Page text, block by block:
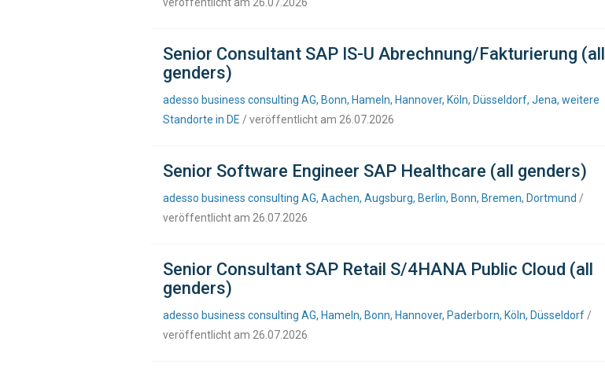
Senior Consultant SAP IS-U Abrechnung/Fakturierung (all
genders)
adesso business consulting AG, Bonn, Hameln, Hannover, Köln, Düsseldorf, Jena, weitere
Standorte in DE / veröffentlicht am 26.07.2026
Senior Software Engineer SAP Healthcare (all genders)
adesso business consulting AG, Aachen, Augsburg, Berlin, Bonn, Bremen, Dortmund /
veröffentlicht am 26.07.2026
Senior Consultant SAP Retail S/4HANA Public Cloud (all
genders)
adesso business consulting AG, Hameln, Bonn, Hannover, Paderborn, Köln, Düsseldorf /
veröffentlicht am 26.07.2026